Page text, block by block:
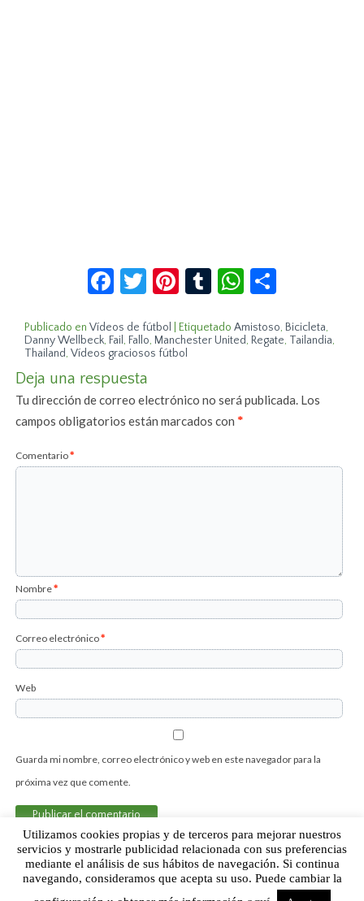
Facebook
Twitter
Pinterest
TumblrWhatsApp
Publicado en Vídeos de fútbol Etiquetado Amistoso, Bicicleta,
Danny Wellbeck, Fail, Fallo, Manchester United, Regate, Tailandia,
Thailand,Vídeos graciosos fútbol
Deja una respuesta
Tu dirección de correo electrónico no será publicada. Los
campos obligatorios están marcados con*
Comentario*
Nombre*
Correo electrónico*
Web
Guarda mi nombre, correo electrónico y web en este navegador para la
próxima vez que comente.
Sobre Humor Fútbol Club | Aviso legal |Contacto
Utilizamos cookies propias y de terceros para mejorar nuestros
servicios y mostrarle publicidad relacionada con sus preferencias
mediante el análisis de sus hábitos de navegación. Si continua
navegando, consideramos que acepta su uso. Puede cambiar la